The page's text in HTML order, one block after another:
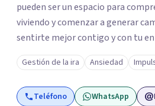
pueden ser un espacio para
viviendo y comenzar a generar
sentirte mejor contigo y con tu entorno.
un enfoque integrador con
Conductuales, Arteterapia Gestalt
Pareja, adaptando cada proceso a
Acompaño a adultos que
Gestión de la ira Ansiedad
Teléfono WhatsApp